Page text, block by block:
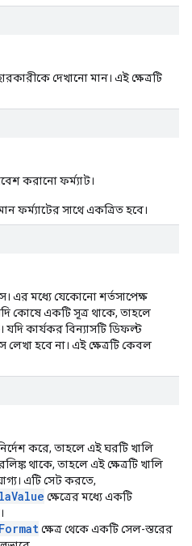
দেখানো মান। এই ক্ষেত্রটি
করানো ফর্ম্যাট।
ফর্ম্যাটের সাথে একত্রিত হবে।
এর মধ্যে যেকোনো শর্তসাপেক্ষ
কোষে একটি সূত্র থাকে, তাহলে
যদি কার্যকর বিন্যাসটি ডিফল্ট
লেখা হবে না। এই ক্ষেত্রটি কেবল
করে, তাহলে এই ঘরটি খালি
থাকে, তাহলে এই ক্ষেত্রটি খালি
এটি সেট করতে,
ক্ষেত্রের মধ্যে একটি
ক্ষেত্র থেকে একটি সেল-স্তরের